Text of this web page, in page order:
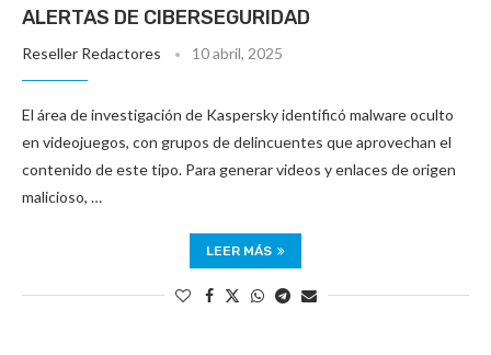
ALERTAS DE CIBERSEGURIDAD
Reseller Redactores 10 abril, 2025
El área de investigación de Kaspersky identificó malware oculto
en videojuegos, con grupos de delincuentes que aprovechan el
contenido de este tipo. Para generar videos y enlaces de origen
malicioso, …
LEER MÁS